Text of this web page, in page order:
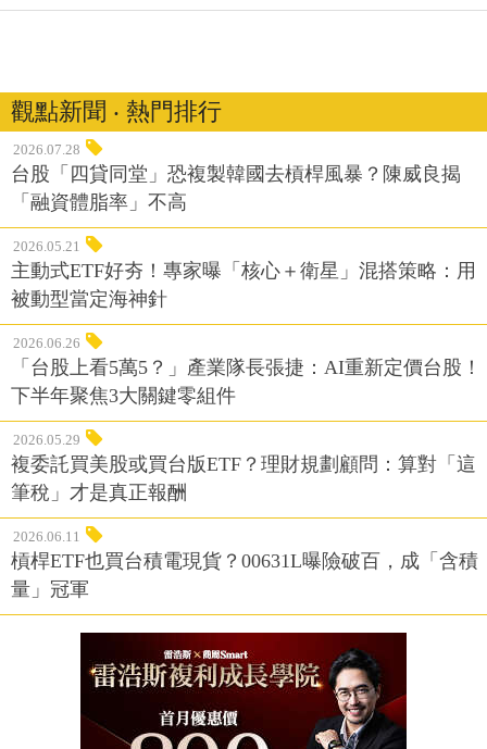
觀點新聞 ‧ 熱門排行
2026.07.28
台股「四貸同堂」恐複製韓國去槓桿風暴？陳威良揭
「融資體脂率」不高
2026.05.21
主動式ETF好夯！專家曝「核心＋衛星」混搭策略：用
被動型當定海神針
2026.06.26
「台股上看5萬5？」產業隊長張捷：AI重新定價台股！
下半年聚焦3大關鍵零組件
2026.05.29
複委託買美股或買台版ETF？理財規劃顧問：算對「這
筆稅」才是真正報酬
2026.06.11
槓桿ETF也買台積電現貨？00631L曝險破百，成「含積
量」冠軍